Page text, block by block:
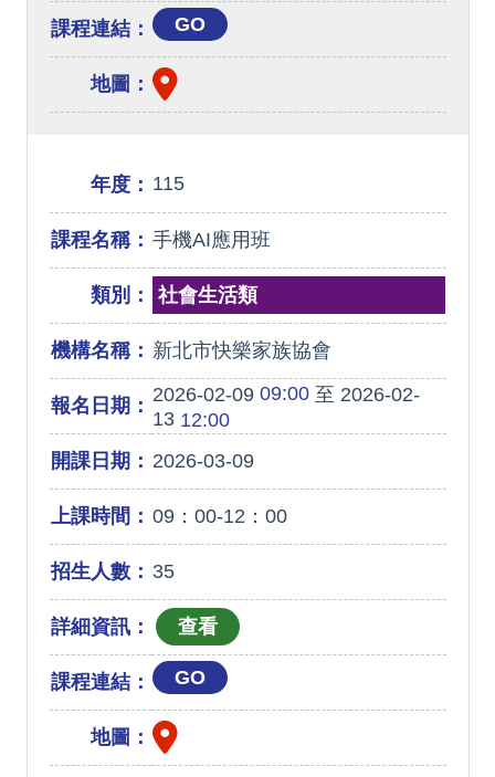
課程連結： GO
地圖：
年度： 115
課程名稱： 手機AI應用班
類別： 社會生活類
機構名稱： 新北市快樂家族協會
報名日期： 2026-02-0909:00至 2026-02-
1312:00
開課日期： 2026-03-09
上課時間： 09：00-12：00
招生人數： 35
詳細資訊：
課程連結： GO
地圖：